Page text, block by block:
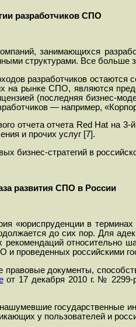
разработчиков СПО
занимающихся
структурами. Все
разработчиков
на рынке СПО, являются
(последняя бизнес-
— например,
отчета отчета Red Hat на 3-й
и прочих услуг [7].
бизнес-стратегий в
развития СПО в России
«юриспруденции в
до сих пор. Для
рекомендаций относительно
и проведенных российскими
правовые документы,
от 17 декабря 2010 г. № 2299-
государственные
у пользователей и